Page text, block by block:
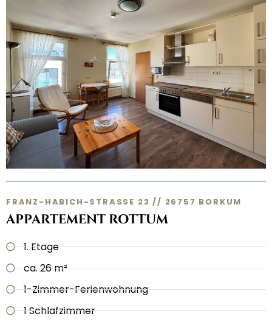
FRANZ-HABICH-STRASSE 23 // 26757 BORKUM
APPARTEMENT ROTTUM
1. Etage
ca. 26 m²
1-Zimmer-Ferienwohnung
1 Schlafzimmer